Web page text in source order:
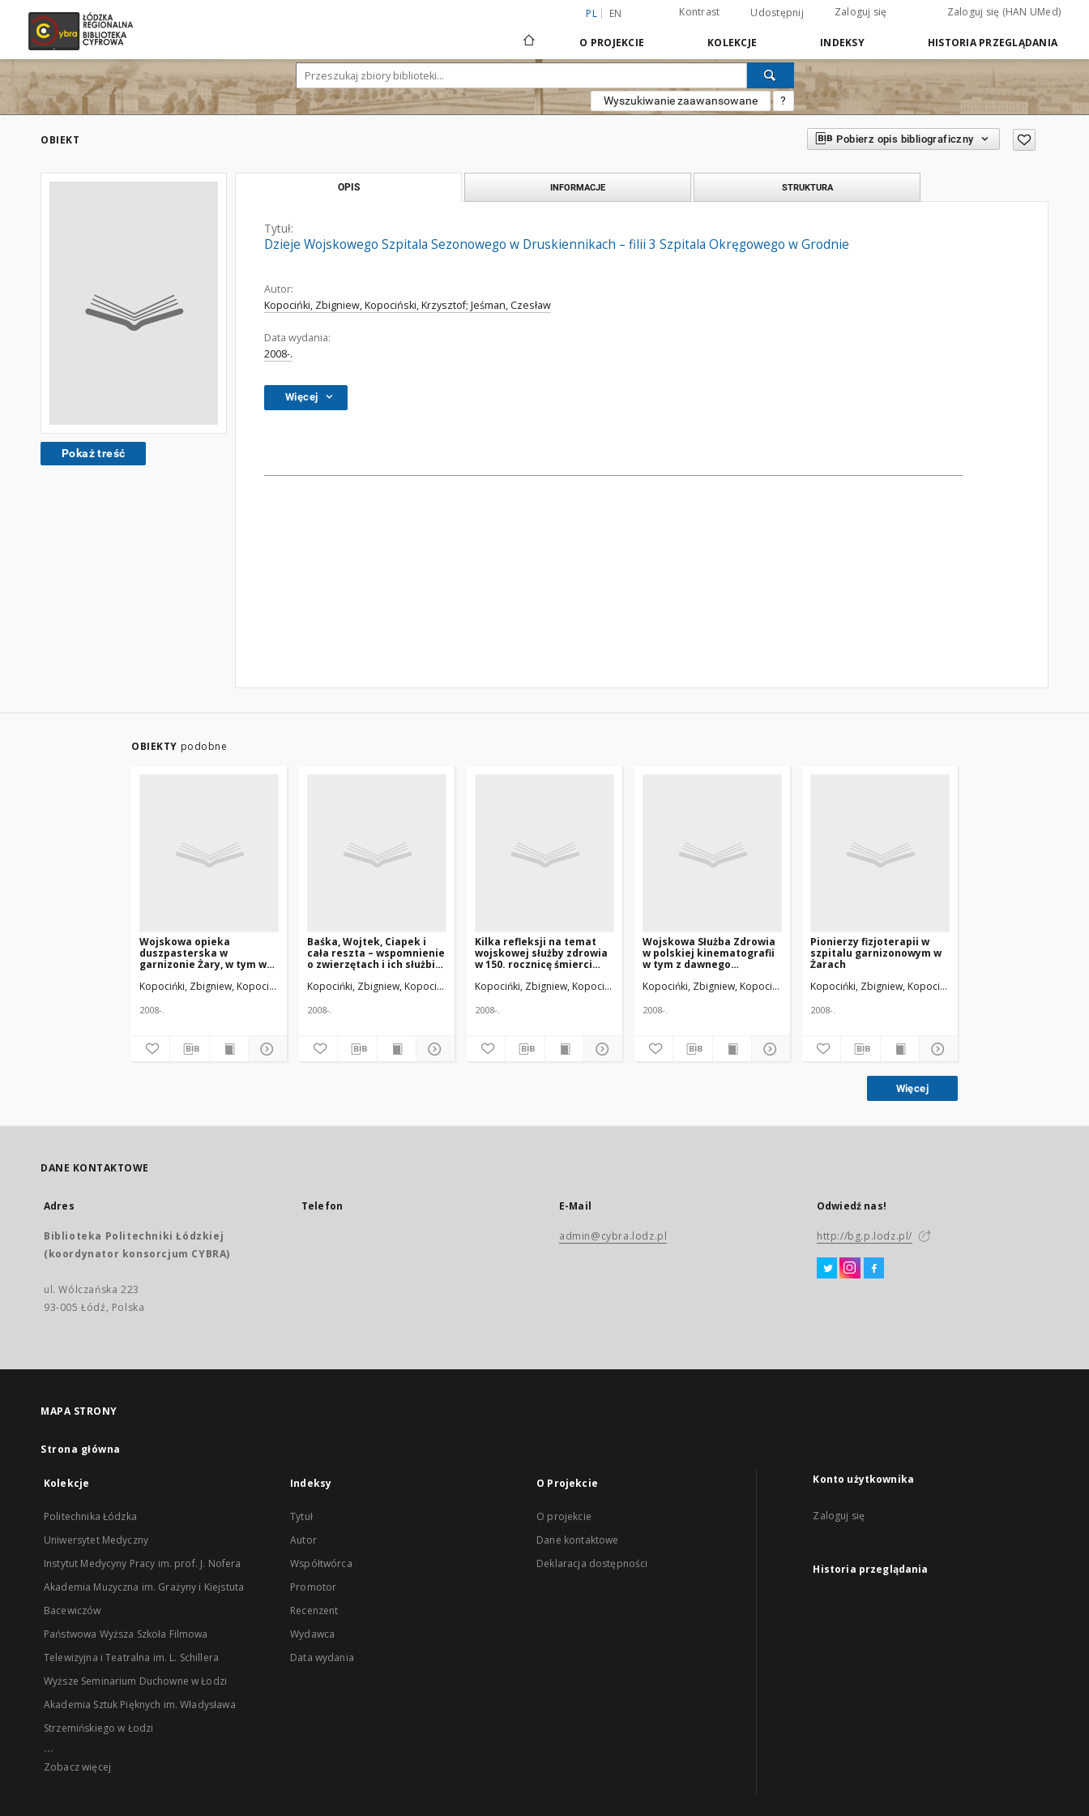
PL EN Kontrast Udostępnij Zaloguj się Zaloguj się (HAN UMed)
O PROJEKCIE KOLEKCJE INDEKSY HISTORIA PRZEGLĄDANIA
Wyszukiwanie zaawansowane ?
OBIEKT Pobierz opis bibliograficzny
Pokaż treść
OPIS INFORMACJE STRUKTURA
Tytuł:
Dzieje Wojskowego Szpitala Sezonowego w Druskiennikach – filii 3 Szpitala Okręgowego w Grodnie
Autor:
Kopocińki, Zbigniew, Kopociński, Krzysztof; Jeśman, Czesław
Data wydania:
2008-.
Więcej
OBIEKTY podobne
Wojskowa opieka
duszpasterska w
garnizonie Żary, w tym w
Wojskowym z Przychodnią
Kopocińki, Zbigniew, Kopociński, Krzysztof; Jeśman, Czesław Uniwersytet Medyczny w Łodzi
2008-.
Baśka, Wojtek, Ciapek i
cała reszta – wspomnienie
o zwierzętach i ich służbie
wojny
Kopocińki, Zbigniew, Kopociński, Krzysztof; Jeśman, Czesław Uniwersytet Medyczny w Łodzi
2008-.
Kilka refleksji na temat
wojskowej służby zdrowia
w 150. rocznicę śmierci
Kaczkowskiego (1797-1867)
Kopocińki, Zbigniew, Kopociński, Krzysztof; Jeśman, Czesław Uniwersytet Medyczny w Łodzi
2008-.
Wojskowa Służba Zdrowia
w polskiej kinematografii
w tym z dawnego
Kopocińki, Zbigniew, Kopociński, Krzysztof; Jeśman, Czesław Uniwersytet Medyczny w Łodzi
2008-.
Pionierzy fizjoterapii w
szpitalu garnizonowym w
Żarach
Kopocińki, Zbigniew, Kopociński, Krzysztof; Jeśman, Czesław
2008-.
Więcej
DANE KONTAKTOWE
Adres
Biblioteka Politechniki Łódzkiej
(koordynator konsorcjum CYBRA)
ul. Wólczańska 223
93-005 Łódź, Polska
Telefon E-Mail
admin@cybra.lodz.pl
Odwiedź nas!
http://bg.p.lodz.pl/
MAPA STRONY
Strona główna
Kolekcje
Politechnika Łódzka
Uniwersytet Medyczny
Instytut Medycyny Pracy im. prof. J. Nofera
Akademia Muzyczna im. Grażyny i Kiejstuta
Bacewiczów
Państwowa Wyższa Szkoła Filmowa
Telewizyjna i Teatralna im. L. Schillera
Wyższe Seminarium Duchowne w Łodzi
Akademia Sztuk Pięknych im. Władysława
Strzemińskiego w Łodzi
...
Zobacz więcej
Indeksy
Tytuł
Autor
Współtwórca
Promotor
Recenzent
Wydawca
Data wydania
O Projekcie
O projekcie
Dane kontaktowe
Deklaracja dostępności
Konto użytkownika
Zaloguj się
Historia przeglądania